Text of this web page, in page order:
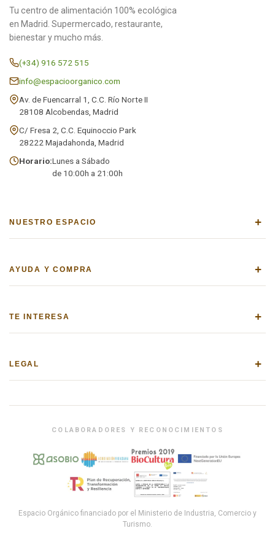
Tu centro de alimentación 100% ecológica
en Madrid. Supermercado, restaurante,
bienestar y mucho más.
(+34) 916 572 515
info@espacioorganico.com
Av. de Fuencarral 1, C.C. Río Norte II
28108 Alcobendas, Madrid
C/ Fresa 2, C.C. Equinoccio Park
28222 Majadahonda, Madrid
Horario:Lunes a Sábado
de 10:00h a 21:00h
NUESTRO ESPACIO +
AYUDA Y COMPRA +
TE INTERESA +
LEGAL +
COLABORADORES Y RECONOCIMIENTOS
Espacio Orgánico financiado por el Ministerio de Industria, Comercio y
Turismo.